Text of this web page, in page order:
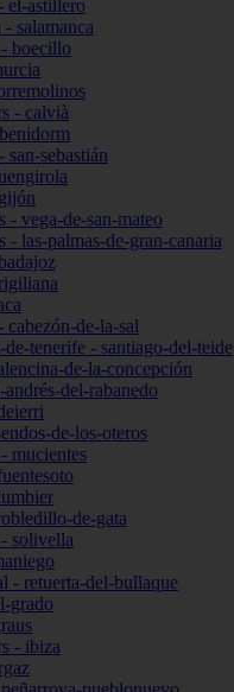
el-astillero
- salamanca
boecillo
- calvià
san-sebastián
- vega-de-san-mateo
- las-palmas-de-gran-canaria
cabezón-de-la-sal
de-tenerife - santiago-del-teide
de-la-concepción
del-rabanedo
de-los-oteros
mucientes
de-gata
solivella
- retuerta-del-bullaque
grado
- ibiza